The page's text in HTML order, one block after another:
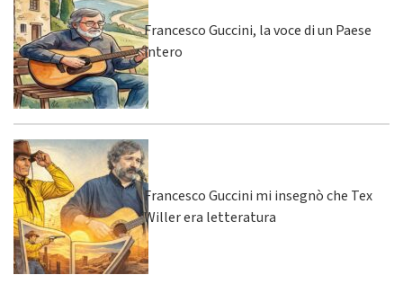
Francesco Guccini, la voce di un Paese
intero
Francesco Guccini mi insegnò che Tex
Willer era letteratura